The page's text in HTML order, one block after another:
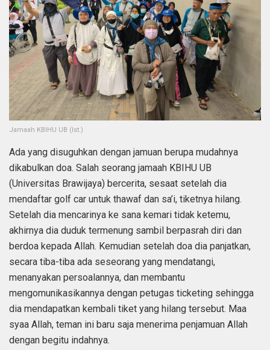
Jamaah KBIHU UB (Ist.)
Ada yang disuguhkan dengan jamuan berupa mudahnya
dikabulkan doa. Salah seorang jamaah KBIHU UB
(Universitas Brawijaya) bercerita, sesaat setelah dia
mendaftar golf car untuk thawaf dan sa’i, tiketnya hilang.
Setelah dia mencarinya ke sana kemari tidak ketemu,
akhirnya dia duduk termenung sambil berpasrah diri dan
berdoa kepada Allah. Kemudian setelah doa dia panjatkan,
secara tiba-tiba ada seseorang yang mendatangi,
menanyakan persoalannya, dan membantu
mengomunikasikannya dengan petugas ticketing sehingga
dia mendapatkan kembali tiket yang hilang tersebut. Maa
syaa Allah, teman ini baru saja menerima penjamuan Allah
dengan begitu indahnya.